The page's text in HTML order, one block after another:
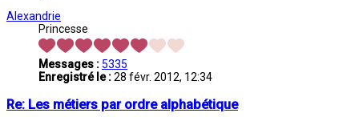
Alexandrie
Princesse
Messages :5335
Enregistré le :28 févr. 2012, 12:34
Re: Les métiers par ordre alphabétique